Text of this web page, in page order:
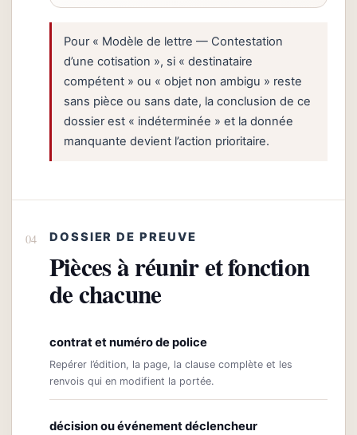
Pour « Modèle de lettre — Contestation
d’une cotisation », si « destinataire
compétent » ou « objet non ambigu » reste
sans pièce ou sans date, la conclusion de ce
dossier est « indéterminée » et la donnée
manquante devient l’action prioritaire.
DOSSIER DE PREUVE
Pièces à réunir et fonction
de chacune
contrat et numéro de police
Repérer l’édition, la page, la clause complète et les
renvois qui en modifient la portée.
décision ou événement déclencheur